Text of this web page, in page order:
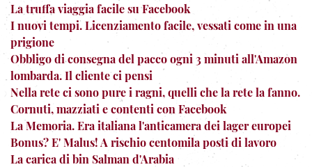
La truffa viaggia facile su Facebook
I nuovi tempi. Licenziamento facile, vessati come in una
prigione
Obbligo di consegna del pacco ogni 3 minuti all'Amazon
lombarda. Il cliente ci pensi
Nella rete ci sono pure i ragni, quelli che la rete la fanno.
Cornuti, mazziati e contenti con Facebook
La Memoria. Era italiana l'anticamera dei lager europei
Bonus? E' Malus! A rischio centomila posti di lavoro
La carica di bin Salman d'Arabia